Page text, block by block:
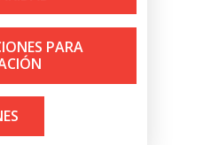
PARA